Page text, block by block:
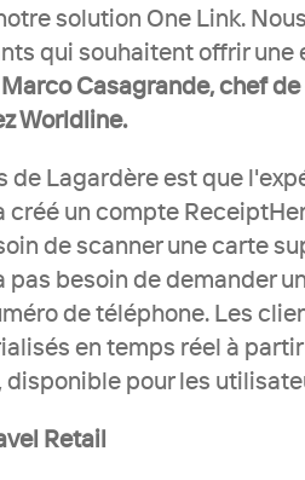
solution One Link.
qui souhaitent offrir une
Marco Casagrande, chef
Worldline.
de Lagardère est que
créé un compte
de scanner une carte
pas besoin de demander
de téléphone. Les
en temps réel à
pour les
Retail